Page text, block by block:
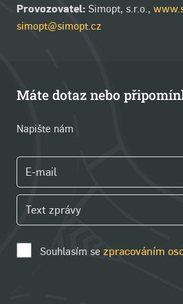
Provozovatel: Simopt, s.r.o.,
simopt@simopt.cz
Máte dotaz nebo
Napište nám
Souhlasím se zpracováním